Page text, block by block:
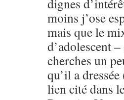
dignes
moins j’ose
mais que le
d’adolescent
cherches un
qu’il a
lien cité dans